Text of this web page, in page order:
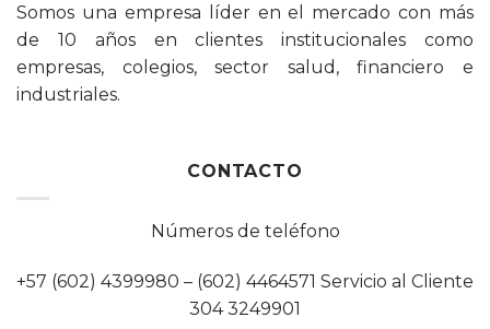
Somos una empresa líder en el mercado con más
de 10 años en clientes institucionales como
empresas, colegios, sector salud, financiero e
industriales.
CONTACTO
Números de teléfono
+57 (602) 4399980 – (602) 4464571 Servicio al Cliente
304 3249901